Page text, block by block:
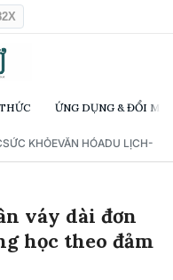
ỨNG DỤNG & ĐỔI
SỨC KHỎEVĂN HÓADU LỊCH-
váy dài đơn
học theo đảm